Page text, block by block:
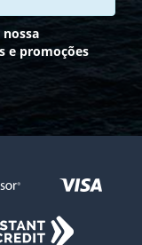
e promoções